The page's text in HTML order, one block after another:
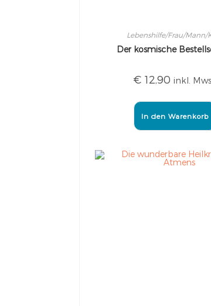
Lebenshilfe/Frau/Mann/
Der kosmische
€ 12,90 inkl.
In den Warenkorb